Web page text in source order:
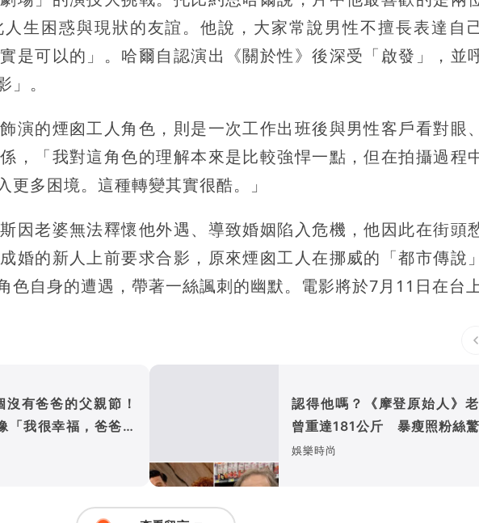
生困惑與現狀的友誼。他說，大家常說男性不擅長表達自
是可以的」。哈爾自認演出《關於性》後深受「啟發」，並
」。
演的煙囪工人角色，則是一次工作出班後與男性客戶看對眼
，「我對這角色的理解本來是比較強悍一點，但在拍攝過程
多困境。這種轉變其實很酷。」
因老婆無法釋懷他外遇、導致婚姻陷入危機，他因此在街頭
婚的新人上前要求合影，原來煙囪工人在挪威的「都市傳說」
色自身的遭遇，帶著一絲諷刺的幽默。電影將於7月11日在台上
沒有爸爸的父親節！
「我很幸福，爸爸也
認得他嗎？《摩登原始人》
曾重達181公斤 暴瘦照粉絲
娛樂時尚